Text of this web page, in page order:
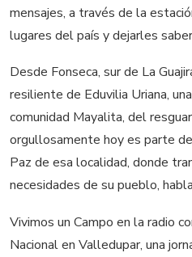
mensajes, a través de la
lugares del país y dejarles
Desde Fonseca, sur de La
resiliente de Eduvilia Uriana,
comunidad Mayalita, del
orgullosamente hoy es parte
Paz de esa localidad, donde
necesidades de su pueblo,
Vivimos un Campo en la radio
Nacional en Valledupar, una